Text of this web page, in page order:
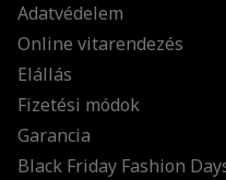
Adatvédelem
Online vitarendezés
Elállás
Fizetési módok
Garancia
Black Friday Fashion